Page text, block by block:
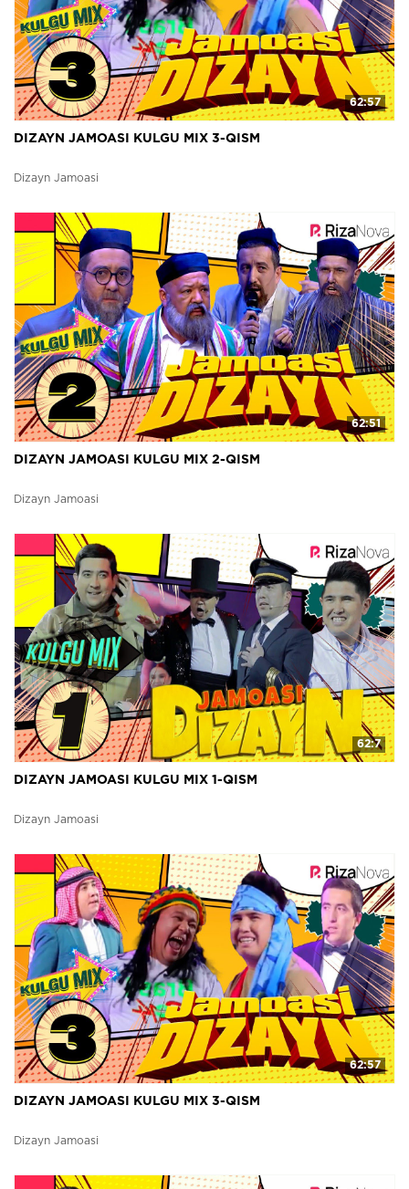
62:57
DIZAYN JAMOASI KULGU MIX 3-QISM
Dizayn Jamoasi
62:51
DIZAYN JAMOASI KULGU MIX 2-QISM
Dizayn Jamoasi
62:7
DIZAYN JAMOASI KULGU MIX 1-QISM
Dizayn Jamoasi
62:57
DIZAYN JAMOASI KULGU MIX 3-QISM
Dizayn Jamoasi